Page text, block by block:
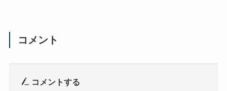
コメント
コメントする